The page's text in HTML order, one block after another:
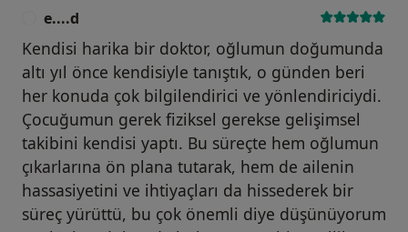
e....d
Kendisi harika bir doktor, oğlumun doğumunda
altı yıl önce kendisiyle tanıştık, o günden beri
her konuda çok bilgilendirici ve yönlendiriciydi.
Çocuğumun gerek fiziksel gerekse gelişimsel
takibini kendisi yaptı. Bu süreçte hem oğlumun
çıkarlarına ön plana tutarak, hem de ailenin
hassasiyetini ve ihtiyaçları da hissederek bir
süreç yürüttü, bu çok önemli diye düşünüyorum